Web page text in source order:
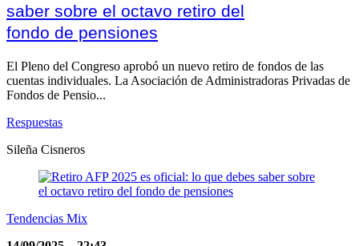
saber sobre el octavo retiro del
fondo de pensiones
El Pleno del Congreso aprobó un nuevo retiro de fondos de las
cuentas individuales. La Asociación de Administradoras Privadas de
Fondos de Pensio...
Respuestas
Sileña Cisneros
Tendencias Mix